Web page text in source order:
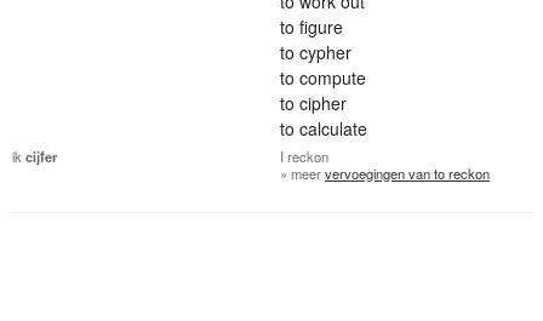
to figure
to cypher
to compute
to cipher
to calculate
ik cijfer I reckon
» meervervoegingen van to reckon